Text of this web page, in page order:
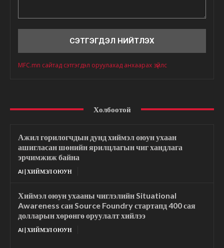
MFC.mn сайтад сэтгэгдэл оруулахад анхаарах зүйлс
Холбоотой
Ажил горилогчдын дунд хиймэл оюун ухаан
ашигласан шөнийн ярилцлагын чиг хандлага
эрчимжиж байна
AI | ХИЙМЭЛ ОЮУН
Хиймэл оюун ухааны чиглэлийн Situational
Awareness сан Source Foundry стартапд 400 сая
долларын хөрөнгө оруулалт хийлээ
AI | ХИЙМЭЛ ОЮУН